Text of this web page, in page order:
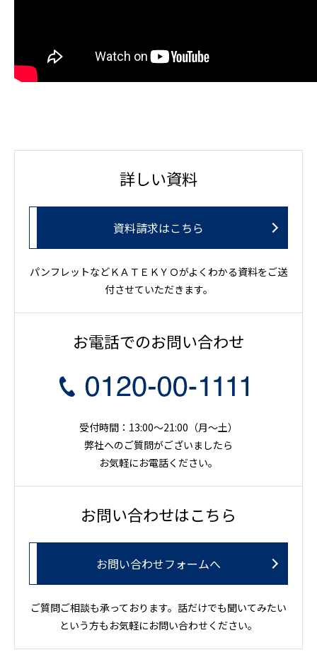
詳しい資料
資料請求はこちら
パンフレットなどＫＡＴＥＫＹＯがよくわかる資料をご送
付させていただきます。
お電話でのお問い合わせ
受付時間：13:00～21:00（月〜土）
弊社へのご質問がございましたら
お気軽にお電話ください。
お問い合わせはこちら
お問い合わせフォームへ
ご質問ご相談も承っております。話だけでも聞いてみたい
という方もお気軽にお問い合わせください。